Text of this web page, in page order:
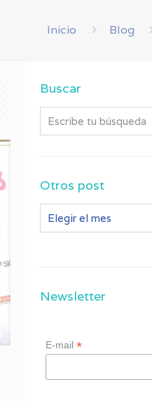
Inicio Blog
Buscar
Otros post
Otros
Newsletter
E-mail *